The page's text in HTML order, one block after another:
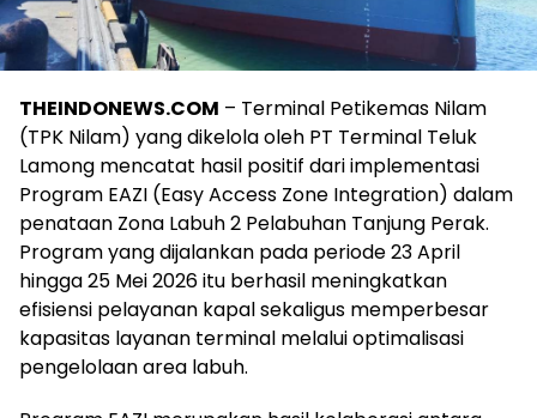
THEINDONEWS.COM – Terminal Petikemas Nilam
(TPK Nilam) yang dikelola oleh PT Terminal Teluk
Lamong mencatat hasil positif dari implementasi
Program EAZI (Easy Access Zone Integration) dalam
penataan Zona Labuh 2 Pelabuhan Tanjung Perak.
Program yang dijalankan pada periode 23 April
hingga 25 Mei 2026 itu berhasil meningkatkan
efisiensi pelayanan kapal sekaligus memperbesar
kapasitas layanan terminal melalui optimalisasi
pengelolaan area labuh.